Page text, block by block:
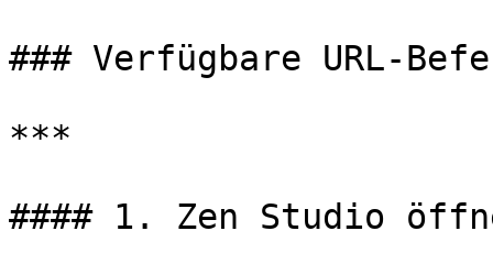
### Verfügbare URL-
***
#### 1. Zen Studio